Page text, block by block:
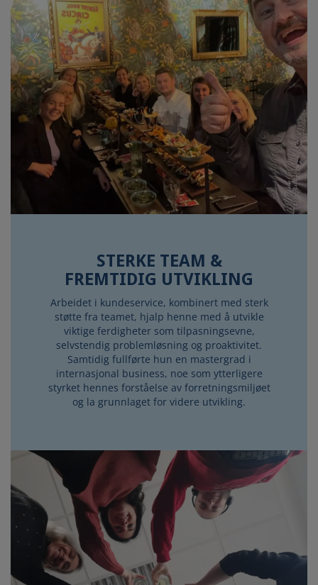
STERKE TEAM &
FREMTIDIG UTVIKLING
Arbeidet i kundeservice, kombinert med sterk
støtte fra teamet, hjalp henne med å utvikle
viktige ferdigheter som tilpasningsevne,
selvstendig problemløsning og proaktivitet.
Samtidig fullførte hun en mastergrad i
internasjonal business, noe som ytterligere
styrket hennes forståelse av forretningsmiljøet
og la grunnlaget for videre utvikling.